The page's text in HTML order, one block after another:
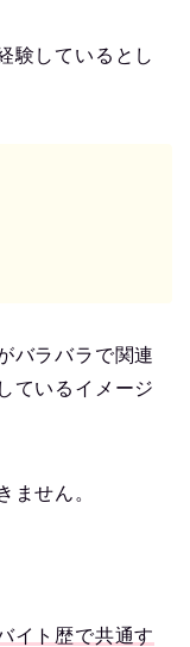
験しているとし
バラバラで関連
ているイメージ
ません。
イト歴で共通す